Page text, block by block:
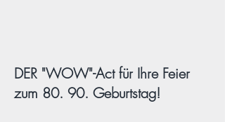
DER "WOW"-Act für Ihre Feier
zum 80. 90. Geburtstag!